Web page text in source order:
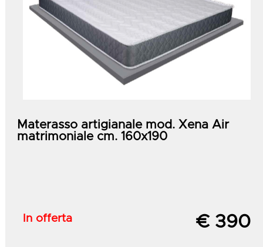
Materasso artigianale mod. Xena Air
matrimoniale cm. 160x190
In offerta € 390